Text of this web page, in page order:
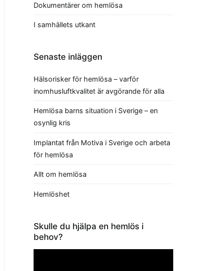
Dokumentärer om hemlösa
I samhällets utkant
Senaste inläggen
Hälsorisker för hemlösa – varför
inomhusluftkvalitet är avgörande för alla
Hemlösa barns situation i Sverige – en
osynlig kris
Implantat från Motiva i Sverige och arbeta
för hemlösa
Allt om hemlösa
Hemlöshet
Skulle du hjälpa en hemlös i
behov?